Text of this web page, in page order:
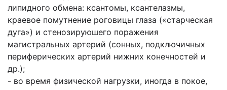
липидного обмена: ксантомы, ксантелазмы,
краевое помутнение роговицы глаза («старческая
дуга») и стенозируюшего поражения
магистральных артерий (сонных, подключичных
периферических артерий нижних конечностей и
др.);
- во время физической нагрузки, иногда в покое,